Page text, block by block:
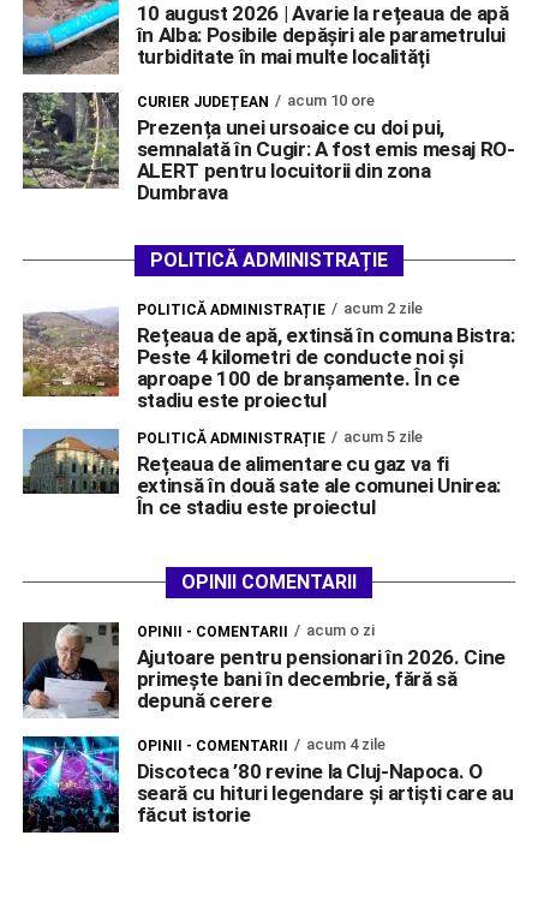
10 august 2026 | Avarie la rețeaua de apă
în Alba: Posibile depășiri ale parametrului
turbiditate în mai multe localități
CURIER JUDEȚEAN acum 10 ore
Prezența unei ursoaice cu doi pui,
semnalată în Cugir: A fost emis mesaj RO-
ALERT pentru locuitorii din zona
Dumbrava
POLITICĂ ADMINISTRAȚIE
POLITICĂ ADMINISTRAȚIE acum 2 zile
Rețeaua de apă, extinsă în comuna Bistra:
Peste 4 kilometri de conducte noi și
aproape 100 de branșamente. În ce
stadiu este proiectul
POLITICĂ ADMINISTRAȚIE acum 5 zile
Rețeaua de alimentare cu gaz va fi
extinsă în două sate ale comunei Unirea:
În ce stadiu este proiectul
OPINII COMENTARII
OPINII - COMENTARII acum o zi
Ajutoare pentru pensionari în 2026. Cine
primește bani în decembrie, fără să
depună cerere
OPINII - COMENTARII acum 4 zile
Discoteca ’80 revine la Cluj-Napoca. O
seară cu hituri legendare și artiști care au
făcut istorie